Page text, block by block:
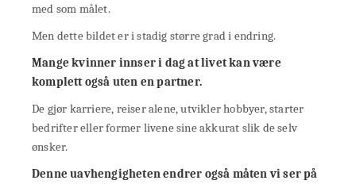
med som målet.
Men dette bildet er i stadig større grad i endring.
Mange kvinner innser i dag at livet kan være
komplett også uten en partner.
De gjør karriere, reiser alene, utvikler hobbyer, starter
bedrifter eller former livene sine akkurat slik de selv
ønsker.
Denne uavhengigheten endrer også måten vi ser på